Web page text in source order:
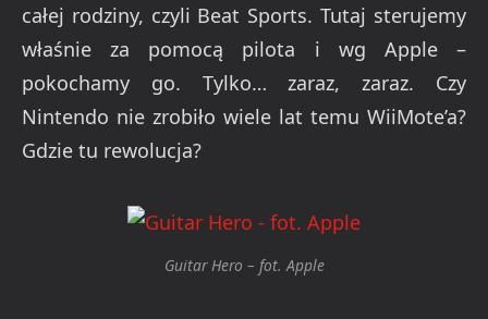
całej rodziny, czyli Beat Sports. Tutaj sterujemy
właśnie za pomocą pilota i wg Apple –
pokochamy go. Tylko… zaraz, zaraz. Czy
Nintendo nie zrobiło wiele lat temu WiiMote’a?
Gdzie tu rewolucja?
Guitar Hero – fot. Apple